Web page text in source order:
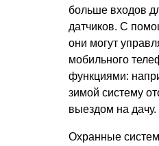
больше входов
датчиков. С
они могут
мобильного
функциями:
зимой систему
выездом на дачу.
Охранные